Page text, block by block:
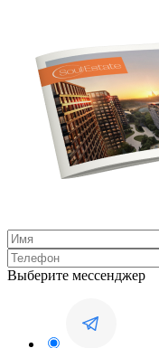
Выберите мессенджер